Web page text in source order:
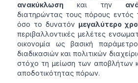
ανακύκλωση και την
διατηρώντας τους πόρους εντός
όσο το δυνατόν μεγαλύτερο
περιβαλλοντικές μελέτες
οικονομία ως βασική
διαδικασιών και πολιτικών
στόχο τη μείωση των αποβλήτων
αποδοτικότητας πόρων.